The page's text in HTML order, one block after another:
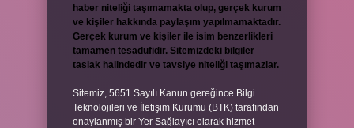
haber niteliği taşımamakta olup, gerçek kurum
ve kişiler hakkında paylaşım yapılmamaktadır.
Gerçek kurum ve kişiler ile isim benzerlikleri
tamamen tesadüfidir. Sitemizdeki bilgiler
taslak halindedir ve tavsiye niteliği taşımazlar.
Sitemiz, 5651 Sayılı Kanun gereğince Bilgi
Teknolojileri ve İletişim Kurumu (BTK) tarafından
onaylanmış bir Yer Sağlayıcı olarak hizmet